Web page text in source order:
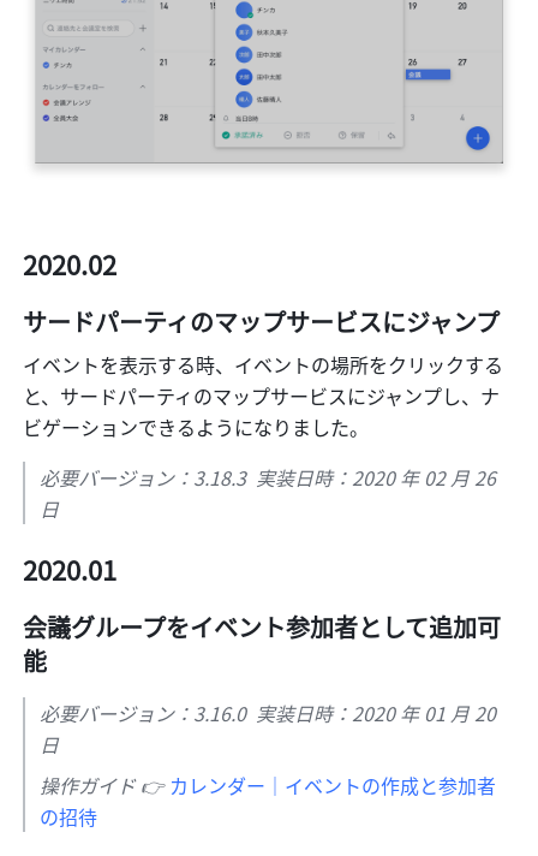
2020.02
サードパーティのマップサービスにジャンプ
イベントを表示する時、イベントの場所をクリックする
と、サードパーティのマップサービスにジャンプし、ナ
ビゲーションできるようになりました。
必要バージョン：3.18.3  実装日時：2020 年 02 月 26
日
2020.01
会議グループをイベント参加者として追加可
能
必要バージョン：3.16.0  実装日時：2020 年 01 月 20
日
操作ガイド 👉 カレンダー｜イベントの作成と参加者
の招待